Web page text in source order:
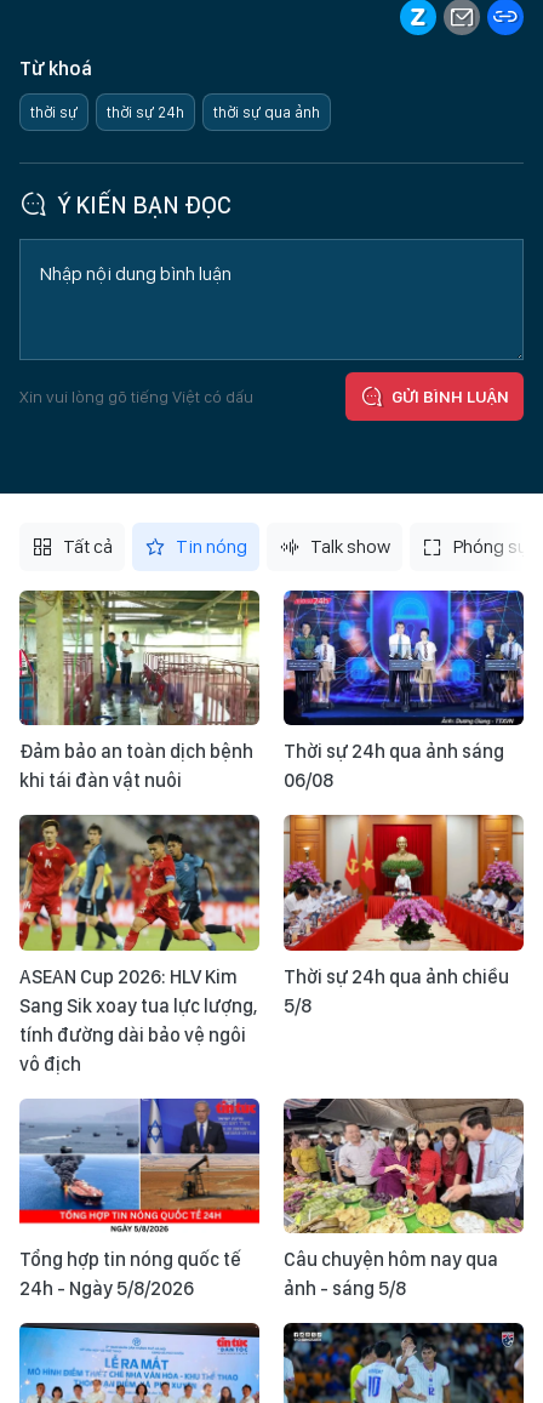
Từ khoá
thời sự thời sự 24h thời sự qua ảnh
Ý KIẾN BẠN ĐỌC
Xin vui lòng gõ tiếng Việt có dấu GỬI BÌNH LUẬN
Tất cả Tin nóng Talk show Phóng sự
Đảm bảo an toàn dịch bệnh
khi tái đàn vật nuôi
Thời sự 24h qua ảnh sáng
06/08
ASEAN Cup 2026: HLV Kim
Sang Sik xoay tua lực lượng,
tính đường dài bảo vệ ngôi
vô địch
Thời sự 24h qua ảnh chiều
5/8
Tổng hợp tin nóng quốc tế
24h - Ngày 5/8/2026
Câu chuyện hôm nay qua
ảnh - sáng 5/8